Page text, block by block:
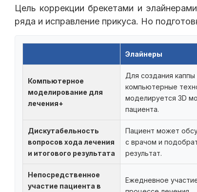
Цель коррекции брекетами и
ряда и исправление прикуса. Но
Элайнеры
Компьютерное
моделирование для
лечения+
Для создания
компьютерные
моделируется 3D
пациента.
Дискутабельность
вопросов хода лечения
и итогового результата
Пациент может
с врачом и
результат.
Непосредственное
участие пациента в
Ежедневное